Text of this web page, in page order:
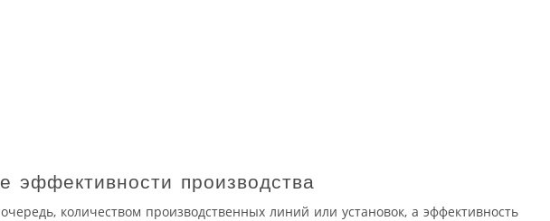
производства
количеством производственных линий или установок, а эффективность